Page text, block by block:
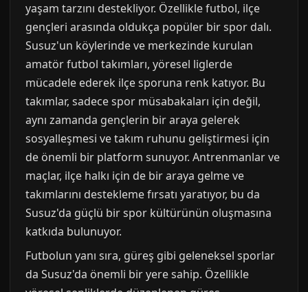
yaşam tarzını destekliyor. Özellikle futbol, ilçe
gençleri arasında oldukça popüler bir spor dalı.
Susuz'un köylerinde ve merkezinde kurulan
amatör futbol takımları, yöresel liglerde
mücadele ederek ilçe sporuna renk katıyor. Bu
takımlar, sadece spor müsabakaları için değil,
aynı zamanda gençlerin bir araya gelerek
sosyalleşmesi ve takım ruhunu geliştirmesi için
de önemli bir platform sunuyor. Antrenmanlar ve
maçlar, ilçe halkı için de bir araya gelme ve
takımlarını destekleme fırsatı yaratıyor, bu da
Susuz'da güçlü bir spor kültürünün oluşmasına
katkıda bulunuyor.
Futbolun yanı sıra, güreş gibi geleneksel sporlar
da Susuz'da önemli bir yere sahip. Özellikle